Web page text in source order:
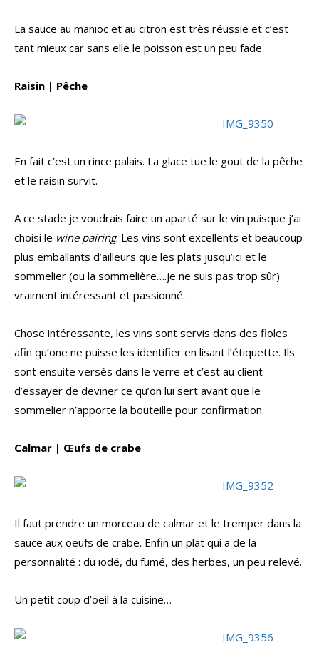
La sauce au manioc et au citron est très réussie et c’est
tant mieux car sans elle le poisson est un peu fade.
Raisin | Pêche
En fait c’est un rince palais. La glace tue le gout de la pêche
et le raisin survit.
A ce stade je voudrais faire un aparté sur le vin puisque j’ai
choisi le wine pairing. Les vins sont excellents et beaucoup
plus emballants d’ailleurs que les plats jusqu’ici et le
sommelier (ou la sommelière….je ne suis pas trop sûr)
vraiment intéressant et passionné.
Chose intéressante, les vins sont servis dans des fioles
afin qu’one ne puisse les identifier en lisant l’étiquette. Ils
sont ensuite versés dans le verre et c’est au client
d’essayer de deviner ce qu’on lui sert avant que le
sommelier n’apporte la bouteille pour confirmation.
Calmar | Œufs de crabe
Il faut prendre un morceau de calmar et le tremper dans la
sauce aux oeufs de crabe. Enfin un plat qui a de la
personnalité : du iodé, du fumé, des herbes, un peu relevé.
Un petit coup d’oeil à la cuisine…